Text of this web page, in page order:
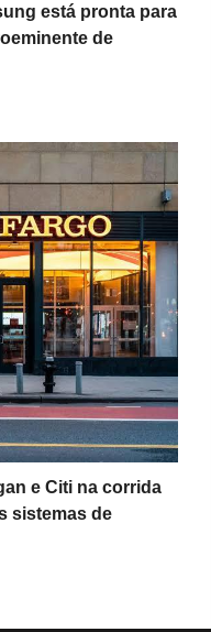
está pronta para
de
e Citi na corrida
sistemas de